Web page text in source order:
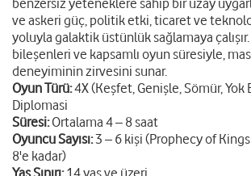
ve askeri güç, politik etki, ticaret ve
yoluyla galaktik üstünlük sağlamaya
bileşenleri ve kapsamlı oyun süresiyle,
deneyiminin zirvesini sunar.
Oyun Türü:4X (Keşfet, Genişle, Sömür,
Diplomasi
Süresi:Ortalama 4 – 8 saat
Oyuncu Sayısı:3 – 6 kişi (Prophecy of
8'e kadar)
Yaş Sınırı:14 yaş ve üzeri